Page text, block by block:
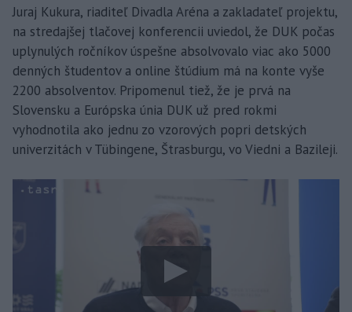
Juraj Kukura, riaditeľ Divadla Aréna a zakladateľ projektu,
na stredajšej tlačovej konferencii uviedol, že DUK počas
uplynulých ročníkov úspešne absolvovalo viac ako 5000
denných študentov a online štúdium má na konte vyše
2200 absolventov. Pripomenul tiež, že je prvá na
Slovensku a Európska únia DUK už pred rokmi
vyhodnotila ako jednu zo vzorových popri detských
univerzitách v Tübingene, Štrasburgu, vo Viedni a Bazileji.